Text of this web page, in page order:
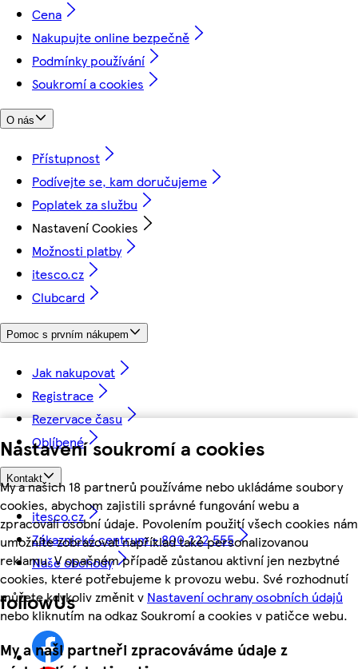
Nastavení soukromí a cookies
My a našich 18 partnerů používáme nebo ukládáme soubory
cookies, abychom zajistili správné fungování webu a
zpracovali osobní údaje. Povolením použití všech cookies nám
umožníte zobrazovat například také personalizovanou
reklamu. V opačném případě zůstanou aktivní jen nezbytné
cookies, které potřebujeme k provozu webu. Své rozhodnutí
můžete kdykoliv změnit v Nastavení ochrany osobních údajů
nebo kliknutím na odkaz Soukromí a cookies v patičce webu.
My a naši partneři zpracováváme údaje z
Cena
Nakupujte online bezpečně
Podmínky používání
Soukromí a cookies
O nás
Přístupnost
Podívejte se, kam doručujeme
Poplatek za službu
Nastavení Cookies
Možnosti platby
itesco.cz
Clubcard
Pomoc s prvním nákupem
Jak nakupovat
Registrace
Rezervace času
Oblíbené
Kontakt
itesco.cz
Zákaznické centrum - 800 222 555
Naše obchody
followUs